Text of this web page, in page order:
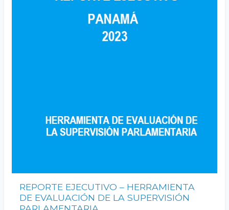
REPORTE EJECUTIVO – HERRAMIENTA
DE EVALUACIÓN DE LA SUPERVISIÓN